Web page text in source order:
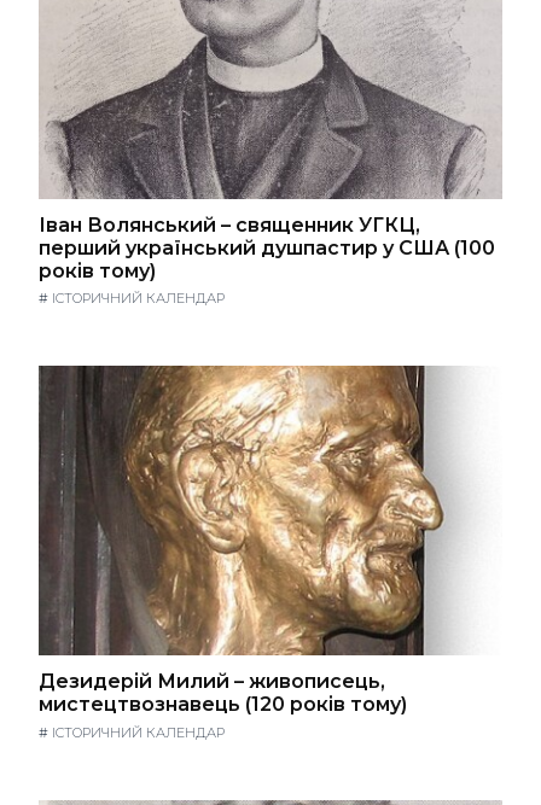
Іван Волянський – священник УГКЦ,
перший український душпастир у США (100
років тому)
# ІСТОРИЧНИЙ КАЛЕНДАР
Дезидерій Милий – живописець,
мистецтвознавець (120 років тому)
# ІСТОРИЧНИЙ КАЛЕНДАР